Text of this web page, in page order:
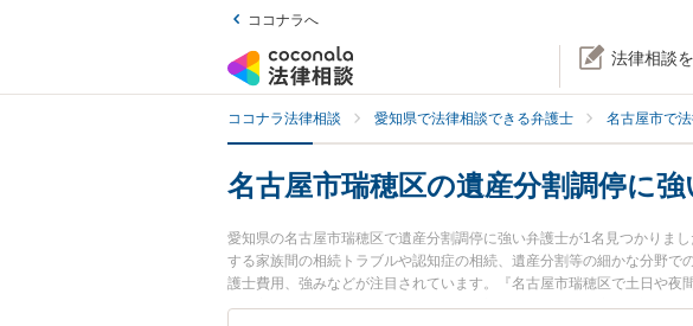
ココナラへ
法律相談
ココナラ法律相談 愛知県で法律相談できる弁護士 名古屋市で
名古屋市瑞穂区の遺産分割調停に
愛知県の名古屋市瑞穂区で遺産分割調停に強い弁護士が1名見つかりま
する家族間の相続トラブルや認知症の相続、遺産分割等の細かな分野
護士費用、強みなどが注目されています。『名古屋市瑞穂区で土日や
績豊富な近くの弁護士を検索したい』『初回相談無料で遺産分割調停